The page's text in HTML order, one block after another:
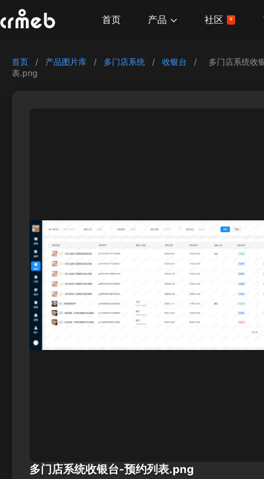
首页 产品 社区
首页 / 产品图片库 / 多门店系统 / 收银台 /
多门店系统收
表.png
多门店系统收银台-预约列表.png